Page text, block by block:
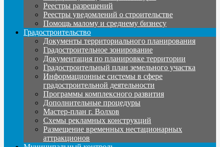
Реестры разрешений
Реестры уведомлений о строительстве
Помощь малому и среднему бизнесу
Градостроительство
Документы территориального планирования
Градостроительное зонирование
Документация по планировке территории
Градостроительный план земельного участка
Информационные системы в сфере
градостроительной деятельности
Программы комплексного развития
Дополнительные процедуры
Мастер-план г. Волхов
Схемы рекламных конструкций
Размещение временных нестационарных
аттракционов